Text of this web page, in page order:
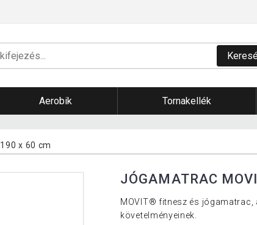
Aerobik Tornakellék
190 x 60 cm
JÓGAMATRAC
MOVIT® fitnesz és jógamatrac,
követelményeinek.